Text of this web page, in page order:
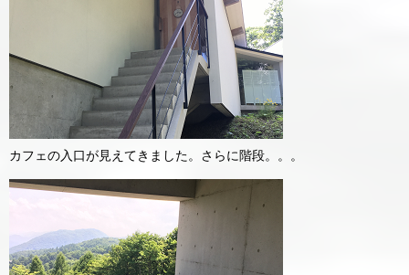
カフェの入口が見えてきました。さらに階段。。。